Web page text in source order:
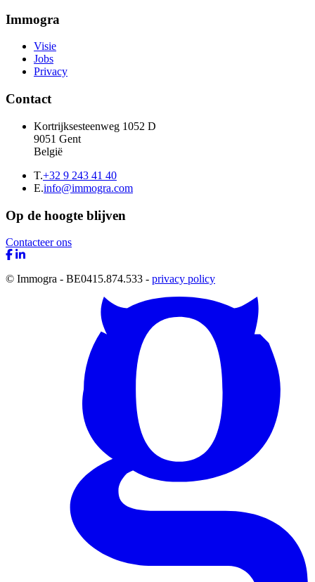
Immogra
Visie
Jobs
Privacy
Contact
Kortrijksesteenweg 1052 D
9051 Gent
België
T.+32 9 243 41 40
E.info@immogra.com
Op de hoogte blijven
Contacteer ons
© Immogra - BE0415.874.533 - privacy policy